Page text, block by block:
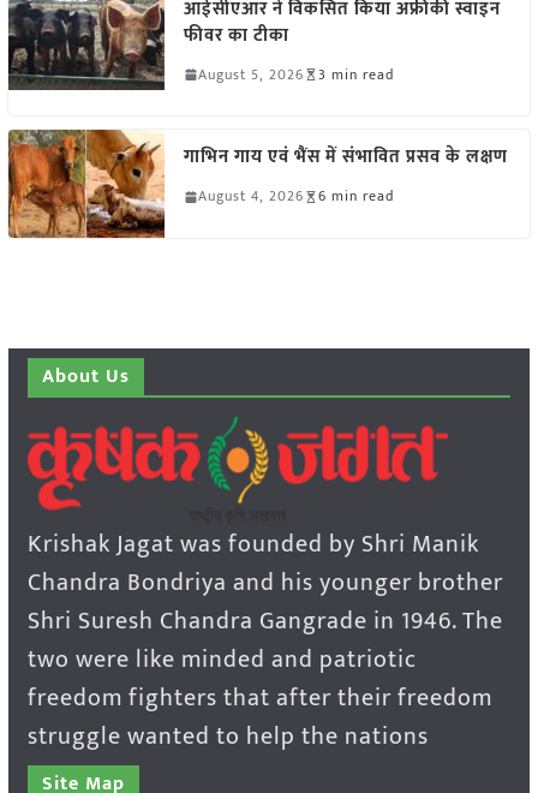
आईसीएआर ने विकसित किया अफ्रीकी स्वाइन
फीवर का टीका
August 5, 2026 3 min read
गाभिन गाय एवं भैंस में संभावित प्रसव के लक्षण
August 4, 2026 6 min read
About Us
Krishak Jagat was founded by Shri Manik
Chandra Bondriya and his younger brother
Shri Suresh Chandra Gangrade in 1946. The
two were like minded and patriotic
freedom fighters that after their freedom
struggle wanted to help the nations
Site Map